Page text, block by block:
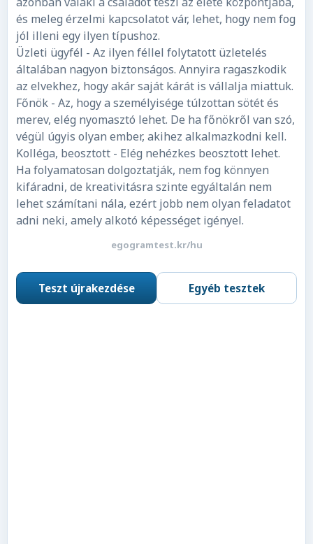
és meleg érzelmi kapcsolatot vár, lehet, hogy nem fog
jól illeni egy ilyen típushoz.
Üzleti ügyfél - Az ilyen féllel folytatott üzletelés
általában nagyon biztonságos. Annyira ragaszkodik
az elvekhez, hogy akár saját kárát is vállalja miattuk.
Főnök - Az, hogy a személyisége túlzottan sötét és
merev, elég nyomasztó lehet. De ha főnökről van szó,
végül úgyis olyan ember, akihez alkalmazkodni kell.
Kolléga, beosztott - Elég nehézkes beosztott lehet.
Ha folyamatosan dolgoztatják, nem fog könnyen
kifáradni, de kreativitásra szinte egyáltalán nem
lehet számítani nála, ezért jobb nem olyan feladatot
adni neki, amely alkotó képességet igényel.
egogramtest.kr/hu
Teszt újrakezdése Egyéb tesztek